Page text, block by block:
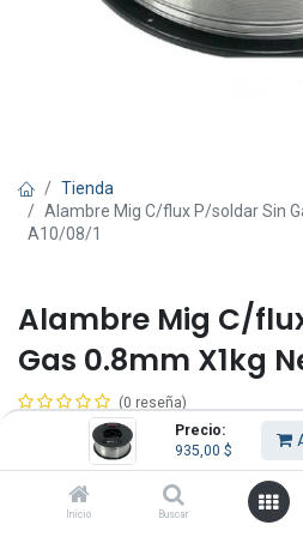
Precio:
935,00 $
Inicio Buscar
Tienda
Alambre Mig C/flux P/soldar Sin
A10/08/1
Alambre Mig C/
Gas 0.8mm X1kg
(0 reseña)
Neo A10/08/1.
Alambre Mig C/flux.
935,00